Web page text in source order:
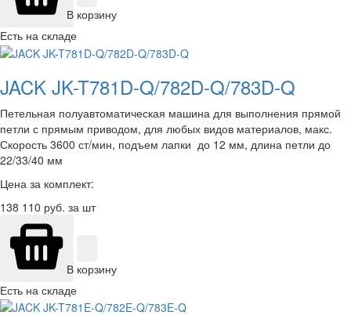
В корзину
Есть на складе
JACK JK-T781D-Q/782D-Q/783D-Q
Петельная полуавтоматическая машина для выполнения прямой
петли с прямым приводом, для любых видов материалов, макс.
Скорость 3600 ст/мин, подъем лапки до 12 мм, длина петли до
22/33/40 мм
Цена за комплект:
138 110 руб. за шт
В корзину
Есть на складе